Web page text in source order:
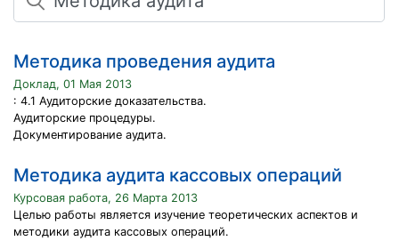
Методика проведения аудита
Доклад, 01 Мая 2013
: 4.1 Аудиторские доказательства.
Аудиторские процедуры.
Документирование аудита.
Методика аудита кассовых операций
Курсовая работа, 26 Марта 2013
Целью работы является изучение теоретических аспектов и
методики аудита кассовых операций.